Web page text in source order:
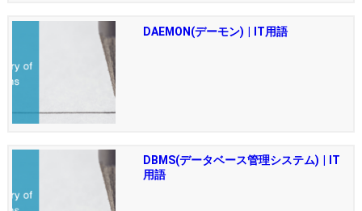
DAEMON(デーモン) | IT用語
DBMS(データベース管理システム) | IT
用語